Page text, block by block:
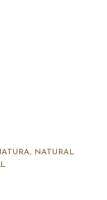
, NATURAL